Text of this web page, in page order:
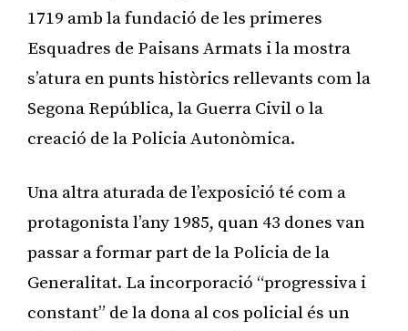
1719 amb la fundació de les primeres
Esquadres de Paisans Armats i la mostra
s’atura en punts històrics rellevants com la
Segona República, la Guerra Civil o la
creació de la Policia Autonòmica.
Una altra aturada de l’exposició té com a
protagonista l’any 1985, quan 43 dones van
passar a formar part de la Policia de la
Generalitat. La incorporació “progressiva i
constant” de la dona al cos policial és un